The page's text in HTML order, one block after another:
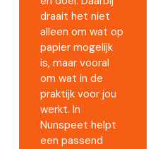
draait het niet
alleen om wat op
papier mogelijk
is, maar vooral
om wat in de
praktijk voor jou
werkt. In
Nunspeet helpt
een passend